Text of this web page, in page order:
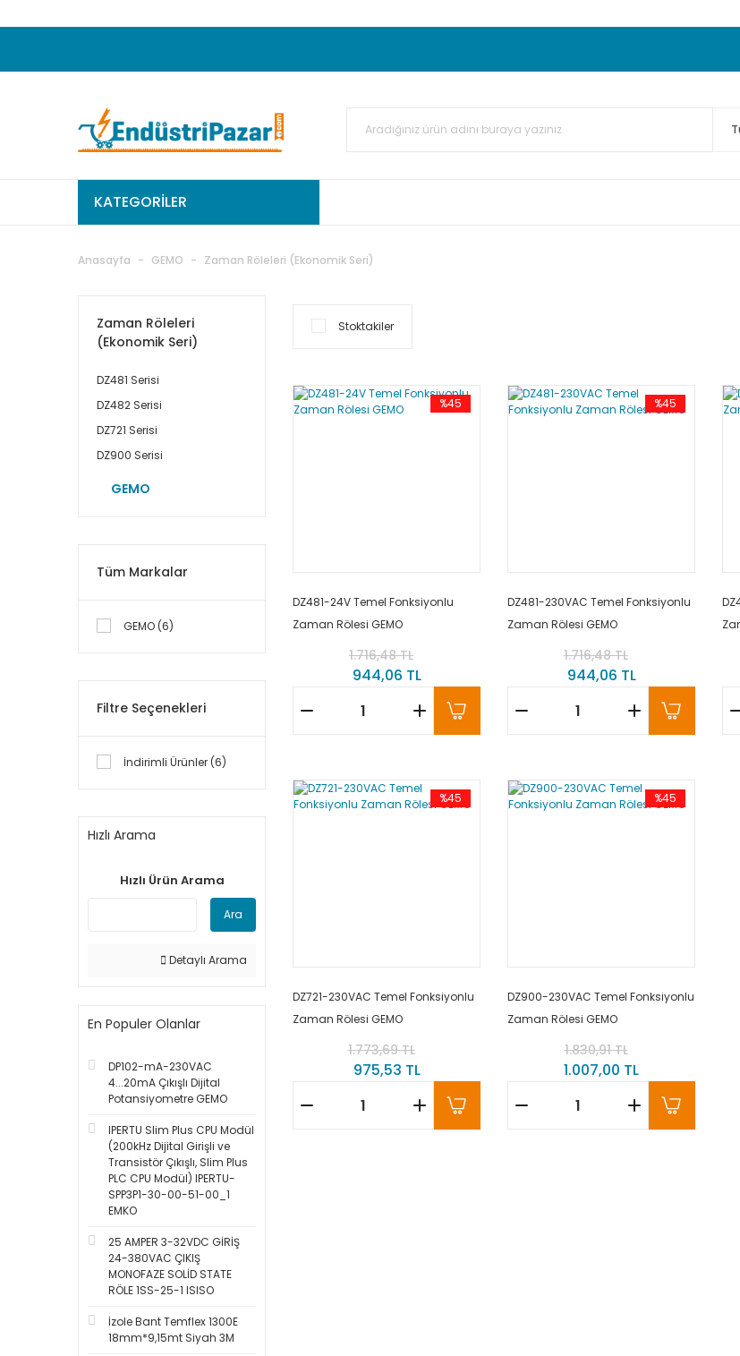
20.000TL ve Üzeri Alışverişlerinizde KARGO BEDAVATC Standart Bayonet J Tip Termokupul
TC Standart
KATEGORİLER
Anasayfa GEMO Zaman Röleleri (Ekonomik Seri)
Zaman Röleleri
(Ekonomik Seri)
DZ481 Serisi
DZ482 Serisi
DZ721 Serisi
DZ900 Serisi
GEMO
Tüm Markalar
GEMO (6)
Filtre Seçenekleri
İndirimli Ürünler (6)
Hızlı Arama
Hızlı Ürün Arama
Ara
Detaylı Arama
En Populer Olanlar
DP102-mA-230VAC
4...20mA Çıkışlı Dijital
Potansiyometre GEMO
IPERTU Slim Plus CPU Modül
(200kHz Dijital Girişli ve
Transistör Çıkışlı, Slim Plus
PLC CPU Modül) IPERTU-
SPP3P1-30-00-51-00_1
EMKO
25 AMPER 3-32VDC GİRİŞ
24-380VAC ÇIKIŞ
MONOFAZE SOLİD STATE
RÖLE 1SS-25-1 ISISO
İzole Bant Temflex 1300E
18mm*9,15mt Siyah 3M
Stoktakiler
%45
DZ481-24V Temel Fonksiyonlu
Zaman Rölesi GEMO
1.716,48 TL
944,06 TL
%45
DZ481-230VAC Temel Fonksiyonlu
Zaman Rölesi GEMO
1.716,48 TL
944,06 TL
%45
DZ721-230VAC Temel Fonksiyonlu
Zaman Rölesi GEMO
1.773,69 TL
975,53 TL
%45
DZ900-230VAC Temel Fonksiyonlu
Zaman Rölesi GEMO
1.830,91 TL
1.007,00 TL